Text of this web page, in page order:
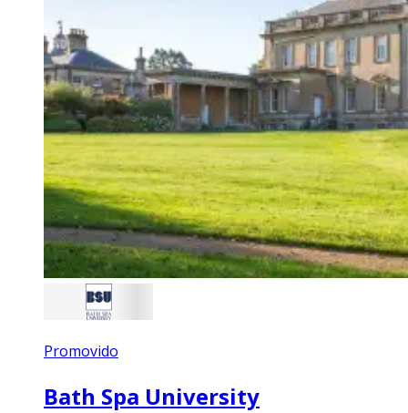
Promovido
Bath Spa University